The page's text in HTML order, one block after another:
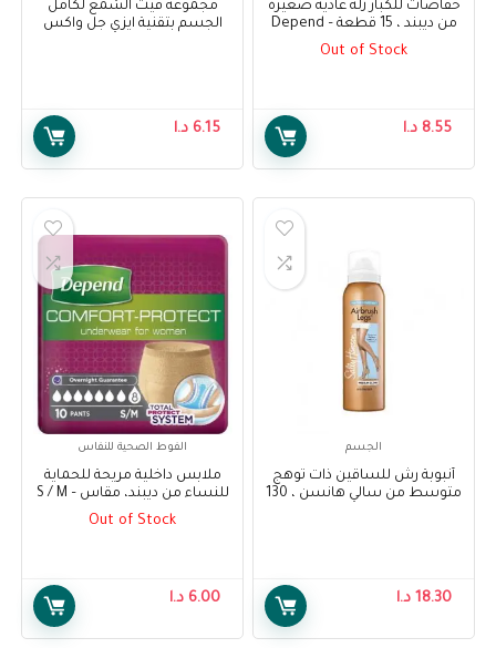
حفاضات للكبار زلة عادية صغيرة
من ديبند ، 15 قطعة – Depend
Adult Diapers Slip Normal
Out of Stock
8.55 د.ا
مجموعة فيت الشمع لكامل
الجسم بتقنية ايزي جل واكس
6.15 د.ا
الجسم
أنبوبة رش للساقين ذات توهج
متوسط من سالي هانسن ، 130
18.30 د.ا
الفوط الصحية للنفاس
ملابس داخلية مريحة للحماية
للنساء من ديبند، مقاس S / M –
Depend Comfort Protect
Out of Stock
6.00 د.ا